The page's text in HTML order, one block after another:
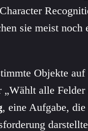
sie meist noch
Objekte
„Wählt alle
, eine Aufgabe,